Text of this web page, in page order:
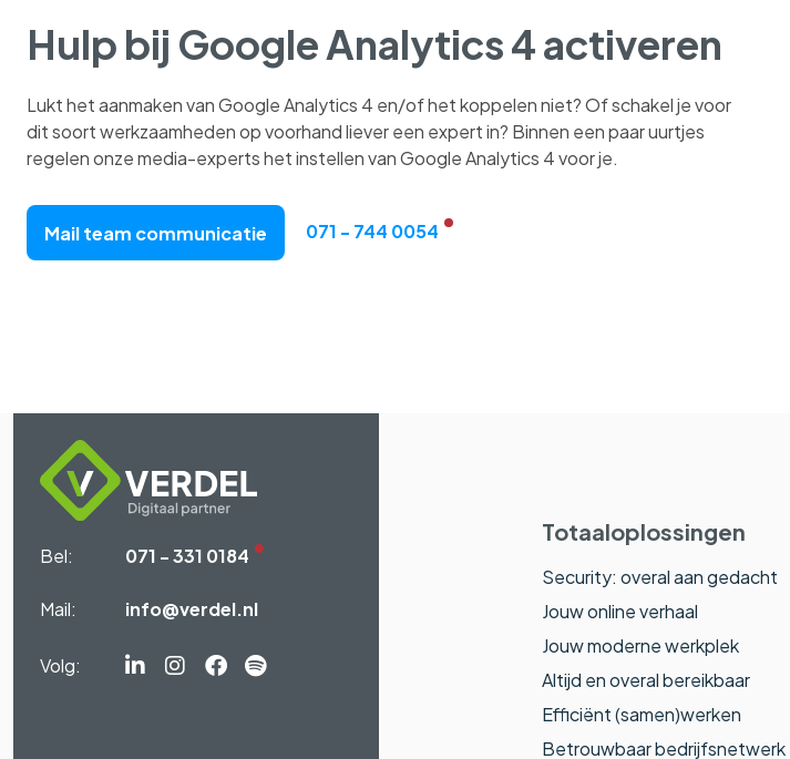
Hulp bij Google Analytics 4 activeren
Lukt het aanmaken van Google Analytics 4 en/of het koppelen niet? Of schakel je voor
dit soort werkzaamheden op voorhand liever een expert in? Binnen een paar uurtjes
regelen onze media-experts het instellen van Google Analytics 4 voor je.
Mail team communicatie 071 - 744 0054
Bel: 071 - 331 0184
Mail: info@verdel.nl
Volg:
Linkedin-
Instagram
Facebook
Spotify
Totaaloplossingen
Security: overal aan gedacht
Jouw online verhaal
Jouw moderne werkplek
Altijd en overal bereikbaar
Efficiënt (samen)werken
Betrouwbaar bedrijfsnetwerk